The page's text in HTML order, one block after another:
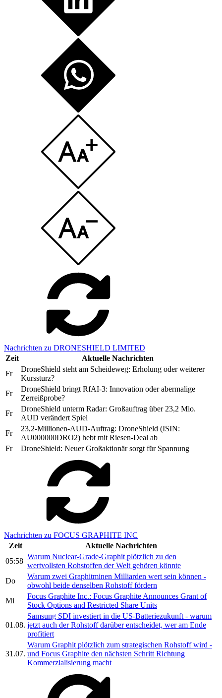
Nachrichten zu DRONESHIELD LIMITED
Zeit
Aktuelle Nachrichten
Fr
DroneShield steht am Scheideweg: Erholung oder weiterer
Kurssturz?
Fr
DroneShield bringt RfAI-3: Innovation oder abermalige
Zerreißprobe?
Fr
DroneShield unterm Radar: Großauftrag über 23,2 Mio.
AUD verändert Spiel
Fr
23,2-Millionen-AUD-Auftrag: DroneShield (ISIN:
AU000000DRO2) hebt mit Riesen-Deal ab
Fr
DroneShield: Neuer Großaktionär sorgt für Spannung
Nachrichten zu FOCUS GRAPHITE INC
Zeit
Aktuelle Nachrichten
05:58
Warum Nuclear-Grade-Graphit plötzlich zu den
wertvollsten Rohstoffen der Welt gehören könnte
Do
Warum zwei Graphitminen Milliarden wert sein können -
obwohl beide denselben Rohstoff fördern
Mi
Focus Graphite Inc.: Focus Graphite Announces Grant of
Stock Options and Restricted Share Units
01.08.
Samsung SDI investiert in die US-Batteriezukunft - warum
jetzt auch der Rohstoff darüber entscheidet, wer am Ende
profitiert
31.07.
Warum Graphit plötzlich zum strategischen Rohstoff wird -
und Focus Graphite den nächsten Schritt Richtung
Kommerzialisierung macht